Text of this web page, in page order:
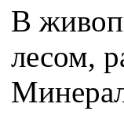
В
лесом,